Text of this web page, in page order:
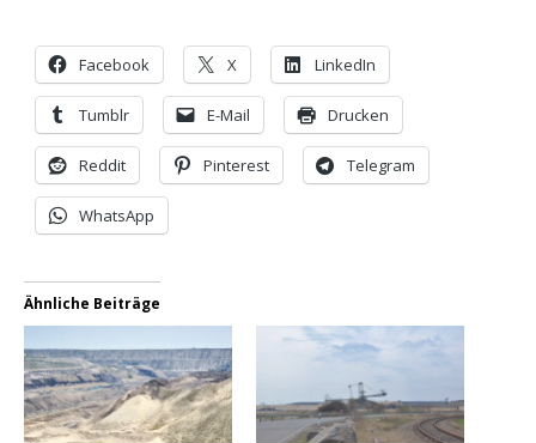
Facebook X LinkedIn
Tumblr E-Mail Drucken
Reddit Pinterest Telegram
WhatsApp
Ähnliche Beiträge